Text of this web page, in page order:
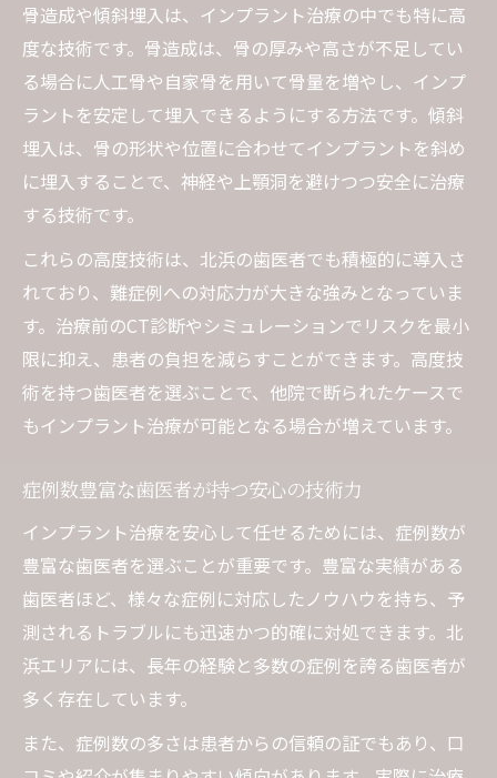
骨造成や傾斜埋入は、インプラント治療の中でも特に高
度な技術です。骨造成は、骨の厚みや高さが不足してい
る場合に人工骨や自家骨を用いて骨量を増やし、インプ
ラントを安定して埋入できるようにする方法です。傾斜
埋入は、骨の形状や位置に合わせてインプラントを斜め
に埋入することで、神経や上顎洞を避けつつ安全に治療
する技術です。
これらの高度技術は、北浜の歯医者でも積極的に導入さ
れており、難症例への対応力が大きな強みとなっていま
す。治療前のCT診断やシミュレーションでリスクを最小
限に抑え、患者の負担を減らすことができます。高度技
術を持つ歯医者を選ぶことで、他院で断られたケースで
もインプラント治療が可能となる場合が増えています。
症例数豊富な歯医者が持つ安心の技術力
インプラント治療を安心して任せるためには、症例数が
豊富な歯医者を選ぶことが重要です。豊富な実績がある
歯医者ほど、様々な症例に対応したノウハウを持ち、予
測されるトラブルにも迅速かつ的確に対処できます。北
浜エリアには、長年の経験と多数の症例を誇る歯医者が
多く存在しています。
また、症例数の多さは患者からの信頼の証でもあり、口